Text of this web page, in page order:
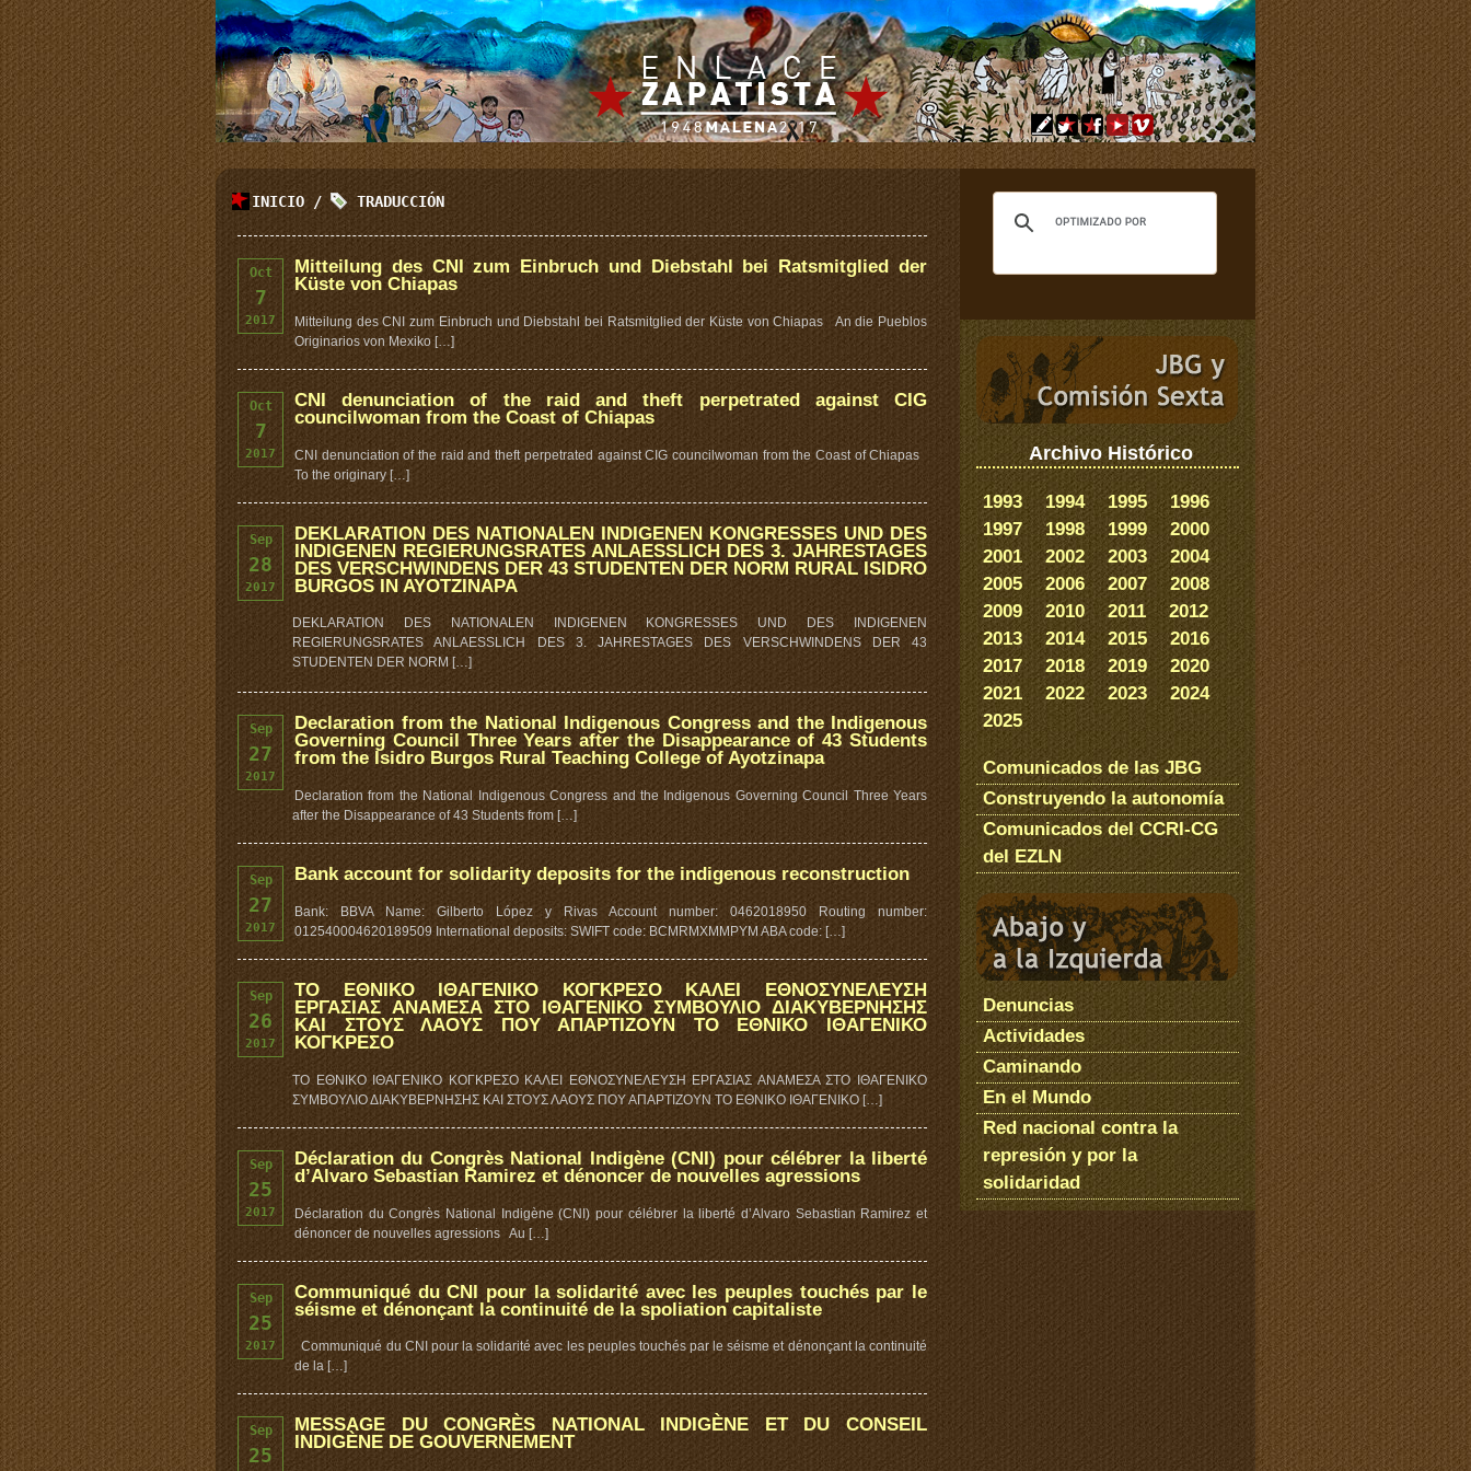
INICIO / TRADUCCIÓN
Oct
7
2017
Mitteilung des CNI zum Einbruch und Diebstahl bei Ratsmitglied der
Küste von Chiapas
Mitteilung des CNI zum Einbruch und Diebstahl bei Ratsmitglied der Küste von Chiapas An die Pueblos
Originarios von Mexiko […]
Oct
7
2017
CNI denunciation of the raid and theft perpetrated against CIG
councilwoman from the Coast of Chiapas
CNI denunciation of the raid and theft perpetrated against CIG councilwoman from the Coast of Chiapas
To the originary […]
Sep
28
2017
DEKLARATION DES NATIONALEN INDIGENEN KONGRESSES UND DES
INDIGENEN REGIERUNGSRATES ANLAESSLICH DES 3. JAHRESTAGES
DES VERSCHWINDENS DER 43 STUDENTEN DER NORM RURAL ISIDRO
BURGOS IN AYOTZINAPA
DEKLARATION DES NATIONALEN INDIGENEN KONGRESSES UND DES INDIGENEN
REGIERUNGSRATES ANLAESSLICH DES 3. JAHRESTAGES DES VERSCHWINDENS DER 43
STUDENTEN DER NORM […]
Sep
27
2017
Declaration from the National Indigenous Congress and the Indigenous
Governing Council Three Years after the Disappearance of 43 Students
from the Isidro Burgos Rural Teaching College of Ayotzinapa
Declaration from the National Indigenous Congress and the Indigenous Governing Council Three Years
after the Disappearance of 43 Students from […]
Sep
27
2017
Bank account for solidarity deposits for the indigenous reconstruction
Bank: BBVA Name: Gilberto López y Rivas Account number: 0462018950 Routing number:
012540004620189509 International deposits: SWIFT code: BCMRMXMMPYM ABA code: […]
Sep
26
2017
ΤΟ ΕΘΝΙΚΟ ΙΘΑΓΕΝΙΚΟ ΚΟΓΚΡΕΣΟ ΚΑΛΕΙ ΕΘΝΟΣΥΝΕΛΕΥΣΗ
ΕΡΓΑΣΙΑΣ ΑΝΑΜΕΣΑ ΣΤΟ ΙΘΑΓΕΝΙΚΟ ΣΥΜΒΟΥΛΙΟ ΔΙΑΚΥΒΕΡΝΗΣΗΣ
ΚΑΙ ΣΤΟΥΣ ΛΑΟΥΣ ΠΟΥ ΑΠΑΡΤΙΖΟΥΝ ΤΟ ΕΘΝΙΚΟ ΙΘΑΓΕΝΙΚΟ
ΚΟΓΚΡΕΣΟ
ΤΟ ΕΘΝΙΚΟ ΙΘΑΓΕΝΙΚΟ ΚΟΓΚΡΕΣΟ ΚΑΛΕΙ ΕΘΝΟΣΥΝΕΛΕΥΣΗ ΕΡΓΑΣΙΑΣ ΑΝΑΜΕΣΑ ΣΤΟ ΙΘΑΓΕΝΙΚΟ
ΣΥΜΒΟΥΛΙΟ ΔΙΑΚΥΒΕΡΝΗΣΗΣ ΚΑΙ ΣΤΟΥΣ ΛΑΟΥΣ ΠΟΥ ΑΠΑΡΤΙΖΟΥΝ ΤΟ ΕΘΝΙΚΟ ΙΘΑΓΕΝΙΚΟ […]
Sep
25
2017
Déclaration du Congrès National Indigène (CNI) pour célébrer la liberté
d’Alvaro Sebastian Ramirez et dénoncer de nouvelles agressions
Déclaration du Congrès National Indigène (CNI) pour célébrer la liberté d’Alvaro Sebastian Ramirez et
dénoncer de nouvelles agressions Au […]
Sep
25
2017
Communiqué du CNI pour la solidarité avec les peuples touchés par le
séisme et dénonçant la continuité de la spoliation capitaliste
Communiqué du CNI pour la solidarité avec les peuples touchés par le séisme et dénonçant la continuité
de la […]
Sep
25
MESSAGE DU CONGRÈS NATIONAL INDIGÈNE ET DU CONSEIL
INDIGÈNE DE GOUVERNEMENT
Archivo Histórico
1993 1994 1995
1996
1997
1998 1999
2000
2001
2002 2003
2004
2005
2006 2007
2008
2009
2010 2011
2012
2013
2014 2015
2016
2017
2018 2019
2020
2021
2022 2023
2024
2025
Comunicados de las JBG
Construyendo la autonomía
Comunicados del CCRI-CG
del EZLN
Denuncias
Actividades
Caminando
En el Mundo
Red nacional contra la
represión y por la
solidaridad